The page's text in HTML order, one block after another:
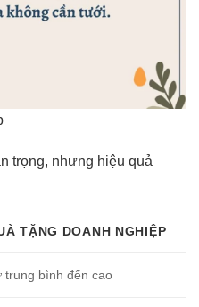
trọng, nhưng hiệu quả
TẶNG DOANH NGHIỆP
trung bình đến cao